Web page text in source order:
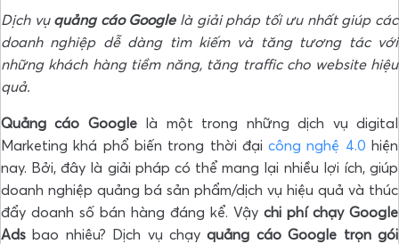
Dịch vụ quảng cáo Googlelà giải pháp tối ưu nhất giúp các
doanh nghiệp dễ dàng tìm kiếm và tăng tương tác với
những khách hàng tiềm năng, tăng traffic cho website hiệu
quả.
Quảng cáo Googlelà một trong những dịch vụ digital
Marketing khá phổ biến trong thời đạicông nghệ 4.0 hiện
nay. Bởi, đây là giải pháp có thể mang lại nhiều lợi ích, giúp
doanh nghiệp quảng bá sản phẩm/dịch vụ hiệu quả và thúc
đẩy doanh số bán hàng đáng kể. Vậy chi phí chạy Google
Adsbao nhiêu? Dịch vụ chạy quảng cáo Google trọn gói